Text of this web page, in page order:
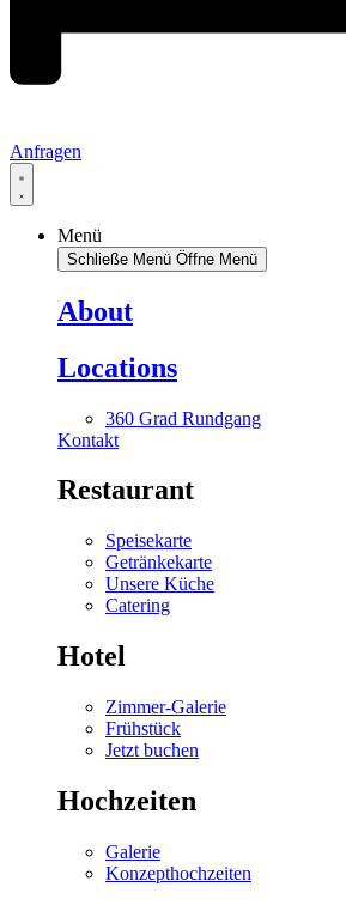
Anfragen
Menü
Schließe Menü Öffne Menü
About
Locations
360 Grad Rundgang
Kontakt
Restaurant
Speisekarte
Getränkekarte
Unsere Küche
Catering
Hotel
Zimmer-Galerie
Frühstück
Jetzt buchen
Hochzeiten
Galerie
Konzepthochzeiten